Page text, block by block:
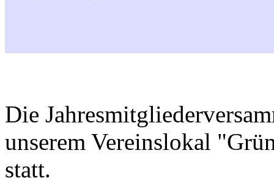
Die
unserem Vereinslokal
statt.